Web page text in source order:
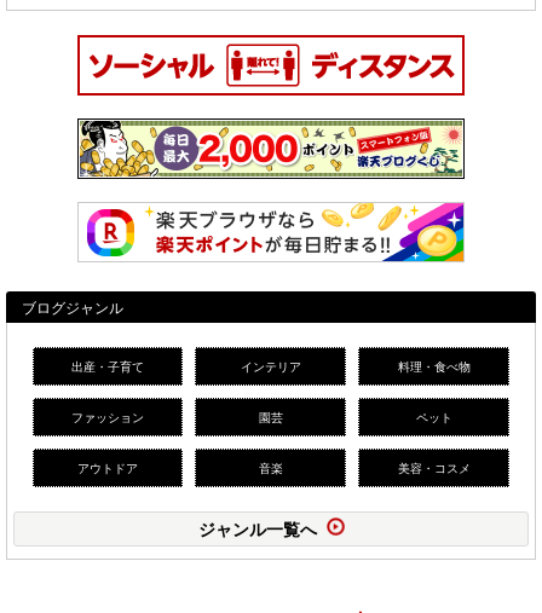
ブログジャンル
出産・子育て インテリア 料理・食べ物
ファッション 園芸 ペット
アウトドア 音楽 美容・コスメ
ジャンル一覧へ